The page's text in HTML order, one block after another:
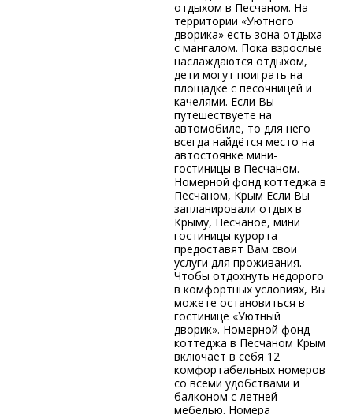
отдыхом в Песчаном. На
территории «Уютного
дворика» есть зона отдыха
с мангалом. Пока взрослые
наслаждаются отдыхом,
дети могут поиграть на
площадке с песочницей и
качелями. Если Вы
путешествуете на
автомобиле, то для него
всегда найдётся место на
автостоянке мини-
гостиницы в Песчаном.
Номерной фонд коттеджа в
Песчаном, Крым Если Вы
запланировали отдых в
Крыму, Песчаное, мини
гостиницы курорта
предоставят Вам свои
услуги для проживания.
Чтобы отдохнуть недорого
в комфортных условиях, Вы
можете остановиться в
гостинице «Уютный
дворик». Номерной фонд
коттеджа в Песчаном Крым
включает в себя 12
комфортабельных номеров
со всеми удобствами и
балконом с летней
мебелью. Номера